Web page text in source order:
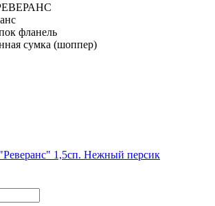
фланель
сумка (шоппер)
1,5сп. Нежный персик